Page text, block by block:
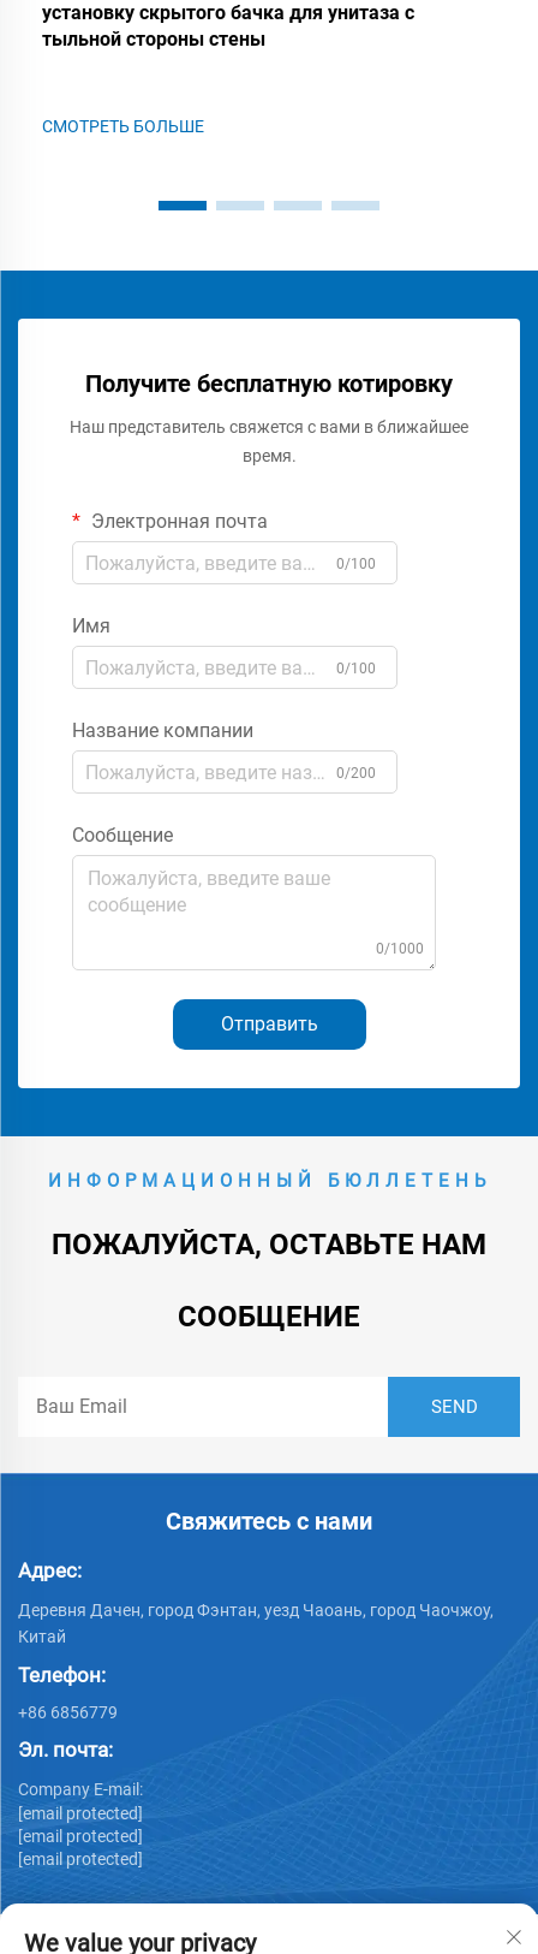
установку скрытого бачка для унитаза с
тыльной стороны стены
СМОТРЕТЬ БОЛЬШЕ
Получите бесплатную котировку
Наш представитель свяжется с вами в ближайшее
время.
Электронная почта
0/100
Имя
0/100
Название компании
0/200
Сообщение
0/1000
Отправить
ИНФОРМАЦИОННЫЙ БЮЛЛЕТЕНЬ
ПОЖАЛУЙСТА, ОСТАВЬТЕ НАМ
СООБЩЕНИЕ
Свяжитесь с нами
Адрес:
Деревня Дачен, город Фэнтан, уезд Чаоань, город Чаочжоу,
Китай
Телефон:
+86 6856779
Эл. почта:
Company E-mail:
[email protected]
[email protected]
[email protected]
We value your privacy